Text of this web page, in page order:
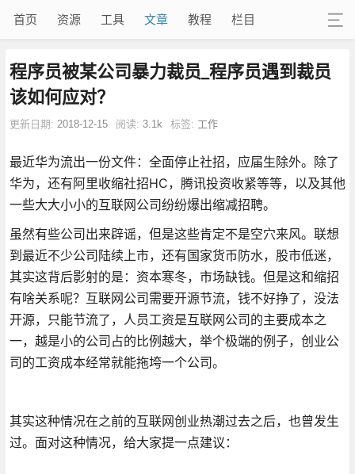
首页 资源 工具 文章 教程 栏目
程序员被某公司暴力裁员_程序员遇到裁员
该如何应对？
更新日期: 2018-12-15 阅读: 3.1k 标签: 工作
最近华为流出一份文件：全面停止社招，应届生除外。除了
华为，还有阿里收缩社招HC，腾讯投资收紧等等，以及其他
一些大大小小的互联网公司纷纷爆出缩减招聘。
虽然有些公司出来辟谣，但是这些肯定不是空穴来风。联想
到最近不少公司陆续上市，还有国家货币防水，股市低迷，
其实这背后影射的是：资本寒冬，市场缺钱。但是这和缩招
有啥关系呢？互联网公司需要开源节流，钱不好挣了，没法
开源，只能节流了，人员工资是互联网公司的主要成本之
一，越是小的公司占的比例越大，举个极端的例子，创业公
司的工资成本经常就能拖垮一个公司。
其实这种情况在之前的互联网创业热潮过去之后，也曾发生
过。面对这种情况，给大家提一点建议：